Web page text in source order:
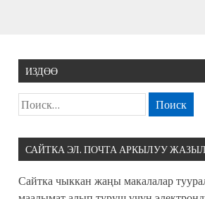
ИЗДӨӨ
САЙТКА ЭЛ. ПОЧТА АРКЫЛУУ
Сайтка чыккан жаңы макалалар